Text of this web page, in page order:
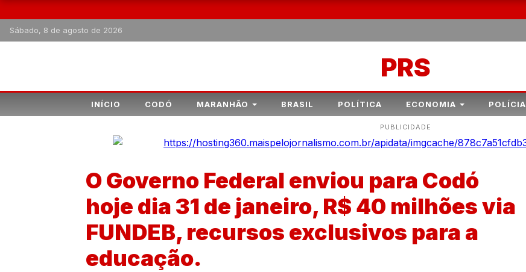
Sábado, 8 de agosto de 2026
PRS
INÍCIO CODÓ MARANHÃO BRASIL POLÍTICA ECONOMIA POLÍCIA
PUBLICIDADE
O Governo Federal enviou para Codó
hoje dia 31 de janeiro, R$ 40 milhões via
FUNDEB, recursos exclusivos para a
educação.